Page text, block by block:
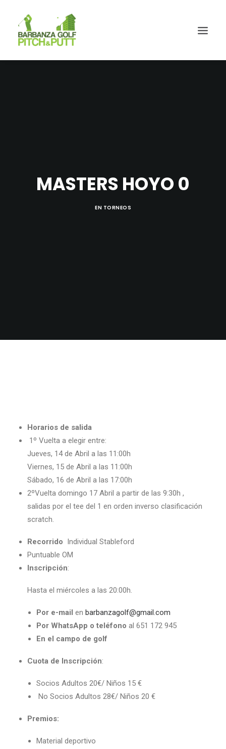
MASTERS HOYO 0
EN TORNEOS
Horarios de salida
1º Vuelta a elegir entre:
Jueves, 14 de Abril a las 11:00h
Viernes, 15 de Abril a las 11:00h
Sábado, 16 de Abril a las 17:00h
2ºVuelta domingo 17 Abril a partir de las 9:30h ,
salidas por el tee del 1 en orden inverso clasificación
scratch.
Recorrido Individual Stableford
Puntuable OM
Inscripción:
Hasta el miércoles a las 20:00h.
Por e-mail en barbanzagolf@gmail.com
Por WhatsApp o teléfono al 651 172 945
En el campo de golf
Cuota de Inscripción:
Socios Adultos 20€/ Niños 15 €
No Socios Adultos 28€/ Niños 20 €
Premios:
Material deportivo